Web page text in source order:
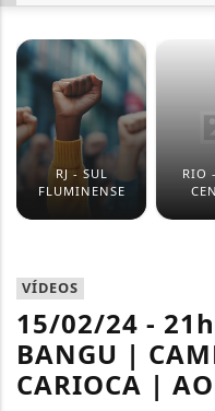
RJ - SUL
FLUMINENSE
RIO
VÍDEOS
15/02/24 -
BANGU |
CARIOCA |